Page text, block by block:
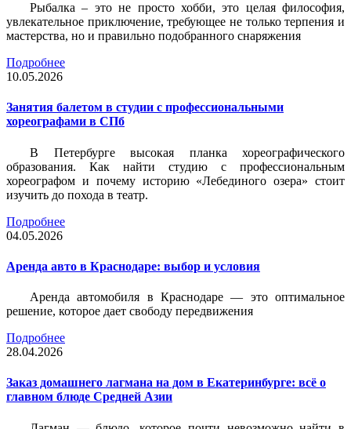
Рыбалка – это не просто хобби, это целая философия,
увлекательное приключение, требующее не только терпения и
мастерства, но и правильно подобранного снаряжения
Подробнее
10.05.2026
Занятия балетом в студии с профессиональными
хореографами в СПб
В Петербурге высокая планка хореографического
образования. Как найти студию с профессиональным
хореографом и почему историю «Лебединого озера» стоит
изучить до похода в театр.
Подробнее
04.05.2026
Аренда авто в Краснодаре: выбор и условия
Аренда автомобиля в Краснодаре — это оптимальное
решение, которое дает свободу передвижения
Подробнее
28.04.2026
Заказ домашнего лагмана на дом в Екатеринбурге: всё о
главном блюде Средней Азии